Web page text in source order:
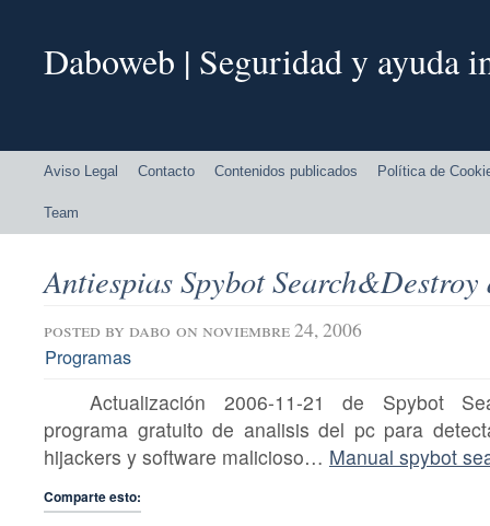
Daboweb | Seguridad y ayuda
Aviso Legal Contacto Contenidos publicados Política de
Team
Antiespias Spybot
posted by dabo on noviembre 24, 2006
Programas
Actualización 2006-11-21 de Spybot
programa gratuito de analisis del pc para
hijackers y software malicioso… Manual spybot
Comparte esto: